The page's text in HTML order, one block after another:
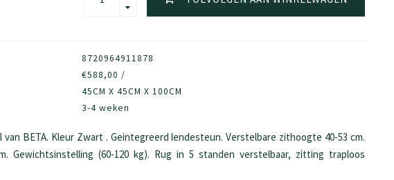
8720964911878
€588,00 /
45CM X 45CM X 100CM
3-4 weken
BETA. Kleur Zwart . Geintegreerd lendesteun. Verstelbare zithoogte 40-53 cm.
Gewichtsinstelling (60-120 kg). Rug in 5 standen verstelbaar, zitting traploos